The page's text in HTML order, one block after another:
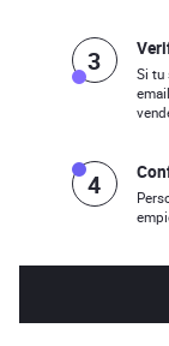
3
Si tu
4